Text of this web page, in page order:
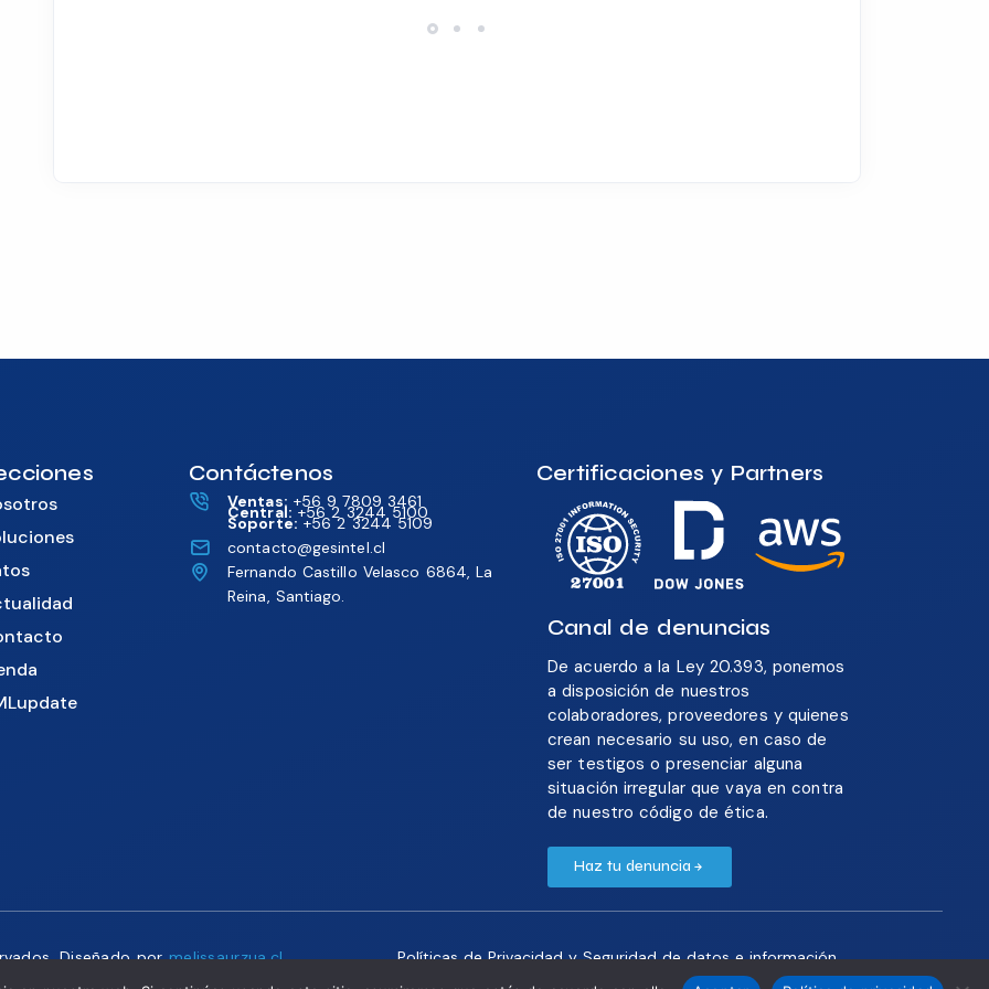
Contáctenos
Ventas: +56 9 7809 3461
Central: +56 2 3244 5100
Soporte:+56 2 3244 5109
contacto@gesintel.cl
Fernando Castillo Velasco 6864, La
Reina, Santiago.
Certificaciones y Partners
Canal de denuncias
De acuerdo a la Ley 20.393, ponemos
a disposición de nuestros
colaboradores, proveedores y quienes
crean necesario su uso, en caso de
ser testigos o presenciar alguna
situación irregular que vaya en contra
de nuestro código de ética.
Haz tu denuncia
Diseñado pormelissaurzua.cl Políticas de Privacidad y Seguridad de datos e información